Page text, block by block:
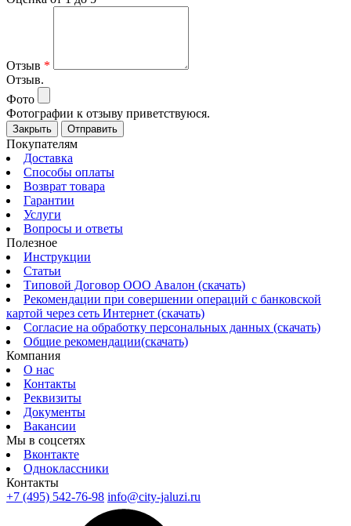
Отзыв *
Отзыв.
Фото
Фотографии к отзыву приветствуюся.
Закрыть Отправить
Покупателям
Доставка
Способы оплаты
Возврат товара
Гарантии
Услуги
Вопросы и ответы
Полезное
Инструкции
Статьи
Типовой Договор ООО Авалон (скачать)
Рекомендации при совершении операций с банковской
картой через сеть Интернет (скачать)
Согласие на обработку персональных данных (скачать)
Общие рекомендации(скачать)
Компания
О нас
Контакты
Реквизиты
Документы
Вакансии
Мы в соцсетях
Вконтакте
Одноклассники
Контакты
+7 (495) 542-76-98 info@city-jaluzi.ru